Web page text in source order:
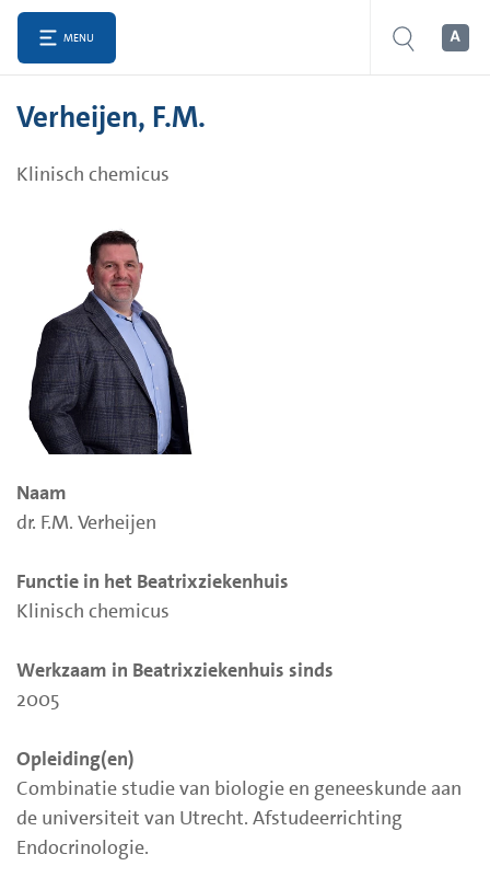
MENU
Verheijen, F.M.
Klinisch chemicus
Naam
dr. F.M. Verheijen
Functie in het Beatrixziekenhuis
Klinisch chemicus
Werkzaam in Beatrixziekenhuis sinds
2005
Opleiding(en)
Combinatie studie van biologie en geneeskunde aan
de universiteit van Utrecht. Afstudeerrichting
Endocrinologie.